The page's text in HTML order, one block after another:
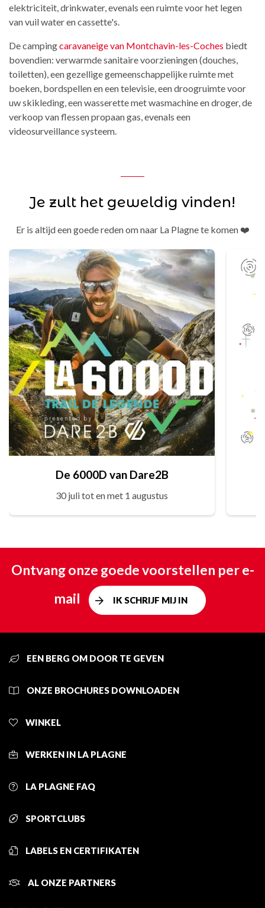
elektriciteit, drinkwater, evenals een ruimte voor het legen
van vuil water en cassette's.
De campingcaravaneige van Montchavin-les-Coches biedt
bovendien: verwarmde sanitaire voorzieningen (douches,
toiletten), een gezellige gemeenschappelijke ruimte met
boeken, bordspellen en een televisie, een droogruimte voor
uw skikleding, een wasserette met wasmachine en droger, de
verkoop van flessen propaan gas, evenals een
videosurveillance systeem.
Je zult het geweldig vinden!
Er is altijd een goede reden om naar La Plagne te komen ❤️
De 6000D van Dare2B
30 juli tot en met 1 augustus
Ontvang onze goede voorstellen per e-
mail
IK SCHRIJF MIJ IN
EEN BERG OM DOOR TE GEVEN
ONZE BROCHURES DOWNLOADEN
WINKEL
WERKEN IN LA PLAGNE
LA PLAGNE FAQ
SPORTCLUBS
LABELS EN CERTIFIKATEN
AL ONZE PARTNERS